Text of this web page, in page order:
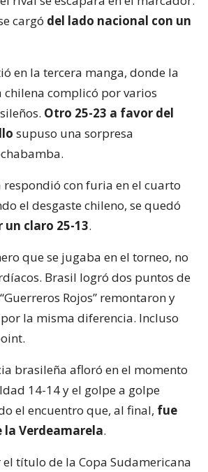
cargó del lado nacional con un
en la tercera manga, donde la
complicó por varios
Otro 25-23 a favor del
supuso una sorpresa
respondió con furia en el cuarto
el desgaste chileno, se quedó
un claro 25-13.
que se jugaba en el torneo, no
Brasil logró dos puntos de
Rojos” remontaron y
la misma diferencia. Incluso
brasileña afloró en el momento
14-14 y el golpe a golpe
el encuentro que, al final, fue
la Verdeamarela.
título de la Copa Sudamericana